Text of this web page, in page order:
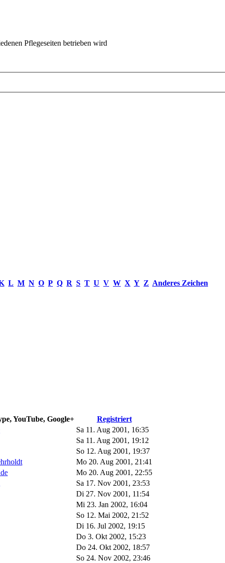
Pflegeseiten betrieben wird
L M N O P Q R S T U V W X Y Z Anderes Zeichen
YouTube, Google+
Registriert
Sa 11. Aug 2001, 16:35
Sa 11. Aug 2001, 19:12
So 12. Aug 2001, 19:37
Mo 20. Aug 2001, 21:41
Mo 20. Aug 2001, 22:55
Sa 17. Nov 2001, 23:53
Di 27. Nov 2001, 11:54
Mi 23. Jan 2002, 16:04
So 12. Mai 2002, 21:52
Di 16. Jul 2002, 19:15
Do 3. Okt 2002, 15:23
Do 24. Okt 2002, 18:57
So 24. Nov 2002, 23:46